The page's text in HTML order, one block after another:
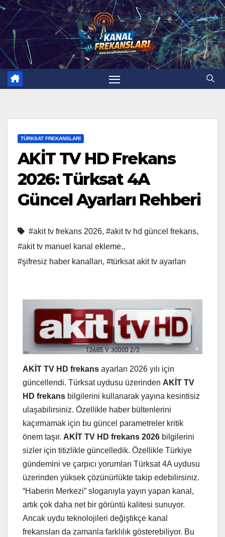
Skip
content
TÜRKSAT FREKANSLARI
AKİT TV HD Frekans
2026: Türksat 4A
Güncel Ayarları Rehberi
#akit tv frekans 2026, #akit tv hd güncel frekans,
#akit tv manuel kanal ekleme.,
#şifresiz haber kanalları, #türksat akit tv ayarları
AKİT TV HD frekans ayarları 2026 yılı için
güncellendi. Türksat uydusu üzerinden AKİT TV
HD frekans bilgilerini kullanarak yayına kesintisiz
ulaşabilirsiniz. Özellikle haber bültenlerini
kaçırmamak için bu güncel parametreler kritik
önem taşır. AKİT TV HD frekans 2026 bilgilerini
sizler için titizlikle güncelledik. Özellikle Türkiye
gündemini ve çarpıcı yorumları Türksat 4A uydusu
üzerinden yüksek çözünürlükte takip edebilirsiniz.
“Haberin Merkezi” sloganıyla yayın yapan kanal,
artık çok daha net bir görüntü kalitesi sunuyor.
Ancak uydu teknolojileri değiştikçe kanal
frekansları da zamanla farklılık gösterebiliyor. Bu